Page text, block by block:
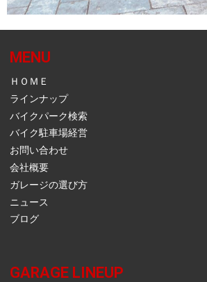
MENU
ＨＯＭＥ
ラインナップ
バイクパーク検索
バイク駐車場経営
お問い合わせ
会社概要
ガレージの選び方
ニュース
ブログ
GARAGE LINEUP